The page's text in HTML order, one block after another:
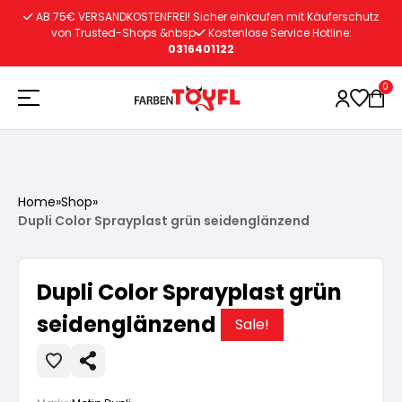
Wasserlösliche Grundierung
Lösemittelhältige Grundierung
Vorbereitung
Wasserlösliche Grundierung
Autoreparatur
Vorbereitung
Innenfarben
AB 75€ VERSANDKOSTENFREI! Sicher einkaufen mit Käuferschutz
von Trusted-Shops &nbsp
Kostenlose Service Hotline:
0316401122
0
Home»Shop»
Dupli Color Sprayplast grün seidenglänzend
Dupli Color Sprayplast grün
seidenglänzend
Sale!